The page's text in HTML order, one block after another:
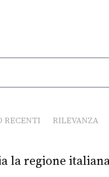
RECENTI RILEVANZA
la regione